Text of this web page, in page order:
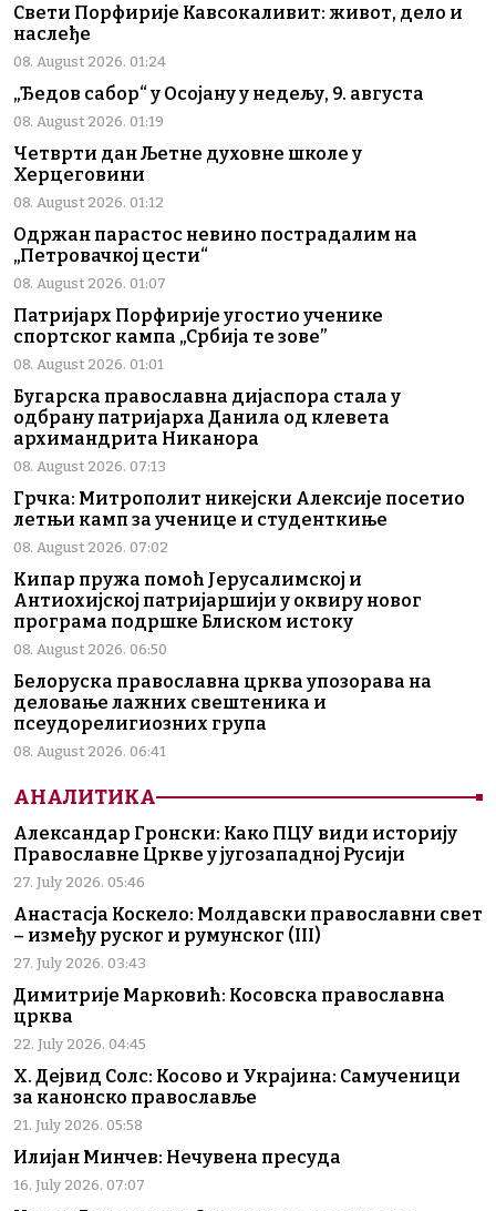
Свети Порфирије Кавсокаливит: живот, дело и
наслеђе
08. August 2026. 01:24
„Ђедов сабор“ у Осојану у недељу, 9. августа
08. August 2026. 01:19
Четврти дан Љетне духовне школе у
Херцеговини
08. August 2026. 01:12
Одржан парастос невино пострадалим на
„Петровачкој цести“
08. August 2026. 01:07
Патријарх Порфирије угостио ученике
спортског кампа „Србија те зове”
08. August 2026. 01:01
Бугарска православна дијаспора стала у
одбрану патријарха Данила од клевета
архимандрита Никанора
08. August 2026. 07:13
Грчка: Митрополит никејски Алексије посетио
летњи камп за ученице и студенткиње
08. August 2026. 07:02
Кипар пружа помоћ Јерусалимској и
Антиохијској патријаршији у оквиру новог
програма подршке Блиском истоку
08. August 2026. 06:50
Белоруска православна црква упозорава на
деловање лажних свештеника и
псеудорелигиозних група
08. August 2026. 06:41
АНАЛИТИКА
Александар Гронски: Како ПЦУ види историју
Православне Цркве у југозападној Русији
27. July 2026. 05:46
Анастасја Коскело: Молдавски православни свет
– између руског и румунског (III)
27. July 2026. 03:43
Димитрије Марковић: Косовска православна
црква
22. July 2026. 04:45
Х. Дејвид Солс: Косово и Украјина: Самученици
за канонско православље
21. July 2026. 05:58
Илијан Минчев: Нечувена пресуда
16. July 2026. 07:07